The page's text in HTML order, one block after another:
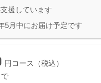
援しています
5月中にお届け予定です
円コース（税込）